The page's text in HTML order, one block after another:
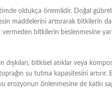
oldukça önemlidir. Doğal
maddelerini arttırarak bitkilerin
bitkilerin beslenmesine
bitkisel atıklar veya
su tutma kapasitesini
erozyonun önlenmesine de katkı